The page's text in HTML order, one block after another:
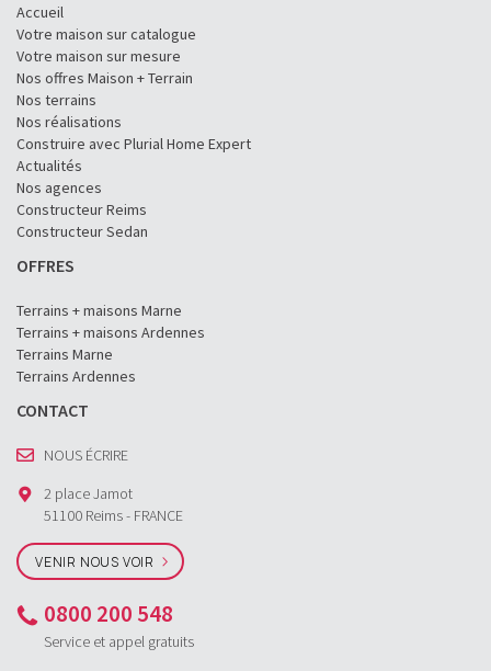
Accueil
Votre maison sur catalogue
Votre maison sur mesure
Nos offres Maison + Terrain
Nos terrains
Nos réalisations
Construire avec Plurial Home Expert
Actualités
Nos agences
Constructeur Reims
Constructeur Sedan
OFFRES
Terrains + maisons Marne
Terrains + maisons Ardennes
Terrains Marne
Terrains Ardennes
CONTACT
NOUS ÉCRIRE
2 place Jamot
51100 Reims - FRANCE
VENIR NOUS VOIR
0800 200 548
Service et appel gratuits